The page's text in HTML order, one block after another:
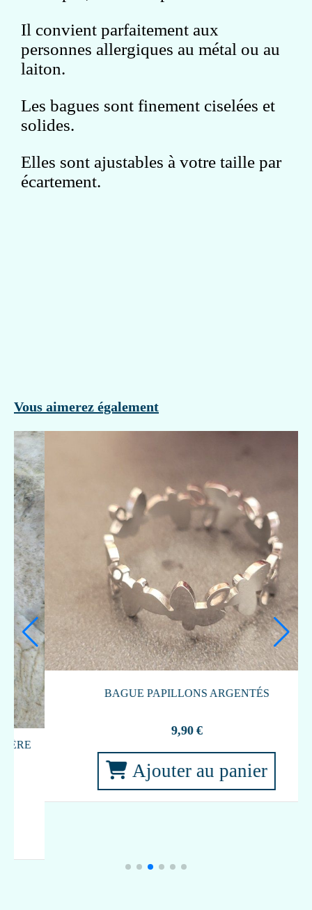
Il convient parfaitement aux
personnes allergiques au métal ou au
laiton.
Les bagues sont finement ciselées et
solides.
Elles sont ajustables à votre taille par
écartement.
Vous aimerez également
9,90€
Ajouter au panier